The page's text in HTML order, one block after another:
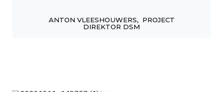
ANTON VLEESHOUWERS, PROJECT
DIREKTOR DSM